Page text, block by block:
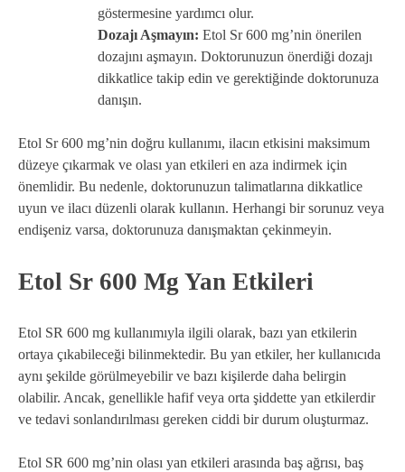
göstermesine yardımcı olur.
Dozajı Aşmayın: Etol Sr 600 mg’nin önerilen
dozajını aşmayın. Doktorunuzun önerdiği dozajı
dikkatlice takip edin ve gerektiğinde doktorunuza
danışın.
Etol Sr 600 mg’nin doğru kullanımı, ilacın etkisini maksimum
düzeye çıkarmak ve olası yan etkileri en aza indirmek için
önemlidir. Bu nedenle, doktorunuzun talimatlarına dikkatlice
uyun ve ilacı düzenli olarak kullanın. Herhangi bir sorunuz veya
endişeniz varsa, doktorunuza danışmaktan çekinmeyin.
Etol Sr 600 Mg Yan Etkileri
Etol SR 600 mg kullanımıyla ilgili olarak, bazı yan etkilerin
ortaya çıkabileceği bilinmektedir. Bu yan etkiler, her kullanıcıda
aynı şekilde görülmeyebilir ve bazı kişilerde daha belirgin
olabilir. Ancak, genellikle hafif veya orta şiddette yan etkilerdir
ve tedavi sonlandırılması gereken ciddi bir durum oluşturmaz.
Etol SR 600 mg’nin olası yan etkileri arasında baş ağrısı, baş